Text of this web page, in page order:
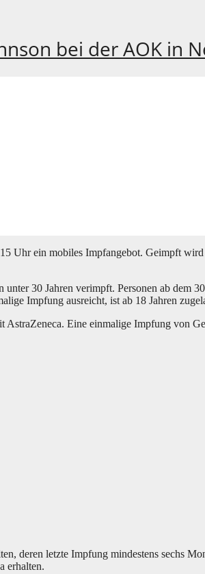
bei der AOK in
Uhr ein mobi­les Impf­an­ge­bot. Geimpft
30 Jah­ren ver­impft. Per­so­nen ab dem
Imp­fung aus­reicht, ist ab 18 Jah­ren
Eine ein­ma­li­ge Imp­fung von
deren letz­te Imp­fung min­des­tens sechs
erhalten.